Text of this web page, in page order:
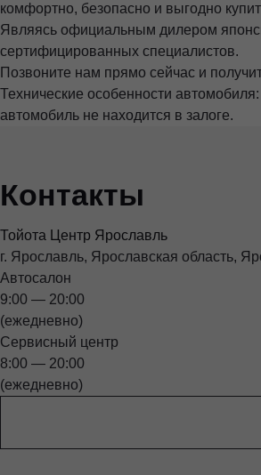
комфортно, безопасно и выгодно
Являясь официальным дилером
сертифицированных специалистов.
Позвоните нам прямо сейчас и
Технические особенности
автомобиль не находится в залоге.
Контакты
Тойота Центр Ярославль
г. Ярославль, Ярославская область,
Автосалон
9:00 — 20:00
(ежедневно)
Сервисный центр
8:00 — 20:00
(ежедневно)